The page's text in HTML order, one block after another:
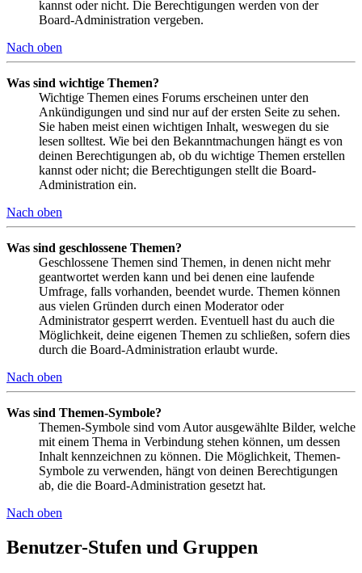
kannst oder nicht. Die Berechtigungen werden von der
Board-Administration vergeben.
Nach oben
Was sind wichtige Themen?
Wichtige Themen eines Forums erscheinen unter den
Ankündigungen und sind nur auf der ersten Seite zu sehen.
Sie haben meist einen wichtigen Inhalt, weswegen du sie
lesen solltest. Wie bei den Bekanntmachungen hängt es von
deinen Berechtigungen ab, ob du wichtige Themen erstellen
kannst oder nicht; die Berechtigungen stellt die Board-
Administration ein.
Nach oben
Was sind geschlossene Themen?
Geschlossene Themen sind Themen, in denen nicht mehr
geantwortet werden kann und bei denen eine laufende
Umfrage, falls vorhanden, beendet wurde. Themen können
aus vielen Gründen durch einen Moderator oder
Administrator gesperrt werden. Eventuell hast du auch die
Möglichkeit, deine eigenen Themen zu schließen, sofern dies
durch die Board-Administration erlaubt wurde.
Nach oben
Was sind Themen-Symbole?
Themen-Symbole sind vom Autor ausgewählte Bilder, welche
mit einem Thema in Verbindung stehen können, um dessen
Inhalt kennzeichnen zu können. Die Möglichkeit, Themen-
Symbole zu verwenden, hängt von deinen Berechtigungen
ab, die die Board-Administration gesetzt hat.
Nach oben
Benutzer-Stufen und Gruppen